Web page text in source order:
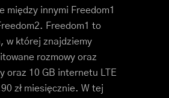
między innymi Freedom1
Freedom1 to
w której znajdziemy
rozmowy oraz
oraz 10 GB internetu LTE
zł miesięcznie. W tej